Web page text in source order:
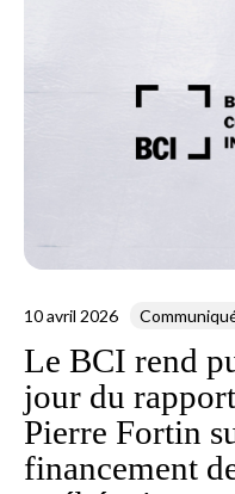
10 avril 2026
Le BCI rend
jour du
Pierre Fortin
financement